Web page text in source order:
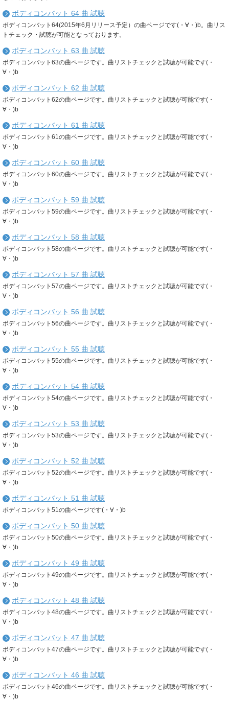
ボディコンバット 64 曲 試聴
ボディコンバット64(2015年6月リリース予定）の曲ページです(・∀・)b。曲リス
トチェック・試聴が可能となっております。
ボディコンバット 63 曲 試聴
ボディコンバット63の曲ページです。曲リストチェックと試聴が可能です(・
∀・)b
ボディコンバット 62 曲 試聴
ボディコンバット62の曲ページです。曲リストチェックと試聴が可能です(・
∀・)b
ボディコンバット 61 曲 試聴
ボディコンバット61の曲ページです。曲リストチェックと試聴が可能です(・
∀・)b
ボディコンバット 60 曲 試聴
ボディコンバット60の曲ページです。曲リストチェックと試聴が可能です(・
∀・)b
ボディコンバット 59 曲 試聴
ボディコンバット59の曲ページです。曲リストチェックと試聴が可能です(・
∀・)b
ボディコンバット 58 曲 試聴
ボディコンバット58の曲ページです。曲リストチェックと試聴が可能です(・
∀・)b
ボディコンバット 57 曲 試聴
ボディコンバット57の曲ページです。曲リストチェックと試聴が可能です(・
∀・)b
ボディコンバット 56 曲 試聴
ボディコンバット56の曲ページです。曲リストチェックと試聴が可能です(・
∀・)b
ボディコンバット 55 曲 試聴
ボディコンバット55の曲ページです。曲リストチェックと試聴が可能です(・
∀・)b
ボディコンバット 54 曲 試聴
ボディコンバット54の曲ページです。曲リストチェックと試聴が可能です(・
∀・)b
ボディコンバット 53 曲 試聴
ボディコンバット53の曲ページです。曲リストチェックと試聴が可能です(・
∀・)b
ボディコンバット 52 曲 試聴
ボディコンバット52の曲ページです。曲リストチェックと試聴が可能です(・
∀・)b
ボディコンバット 51 曲 試聴
ボディコンバット51の曲ページです(・∀・)b
ボディコンバット 50 曲 試聴
ボディコンバット50の曲ページです。曲リストチェックと試聴が可能です(・
∀・)b
ボディコンバット 49 曲 試聴
ボディコンバット49の曲ページです。曲リストチェックと試聴が可能です(・
∀・)b
ボディコンバット 48 曲 試聴
ボディコンバット48の曲ページです。曲リストチェックと試聴が可能です(・
∀・)b
ボディコンバット 47 曲 試聴
ボディコンバット47の曲ページです。曲リストチェックと試聴が可能です(・
∀・)b
ボディコンバット 46 曲 試聴
ボディコンバット46の曲ページです。曲リストチェックと試聴が可能です(・
∀・)b